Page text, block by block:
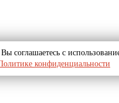
соглашаетесь с
конфиденциальности